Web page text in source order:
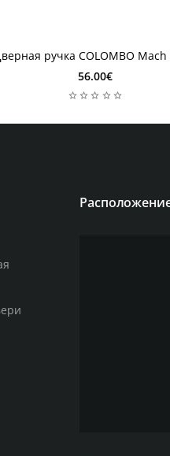
ручка COLOMBO Mach
56.00€